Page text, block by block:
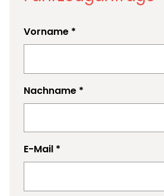
Vorname *
Nachname *
E-Mail *